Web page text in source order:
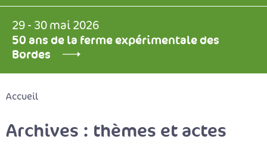
29 - 30 mai 2026
50 ans de la ferme expérimentale des
Bordes
Accueil
Archives : thèmes et actes